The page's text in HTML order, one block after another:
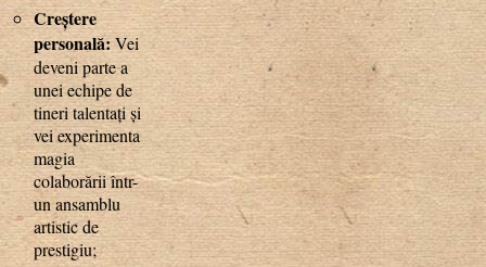
Creștere
personală:Vei
deveni parte a
unei echipe de
tineri talentați și
vei experimenta
magia
colaborării într-
un ansamblu
artistic de
prestigiu;